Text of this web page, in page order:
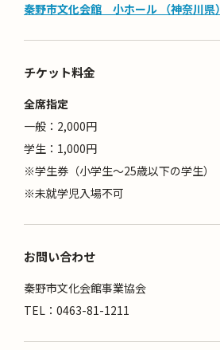
秦野市文化会館 小ホール （神奈川県）
チケット料金
全席指定
一般：2,000円
学生：1,000円
※学生券（小学生～25歳以下の学生）
※未就学児入場不可
お問い合わせ
秦野市文化会館事業協会
TEL：0463-81-1211